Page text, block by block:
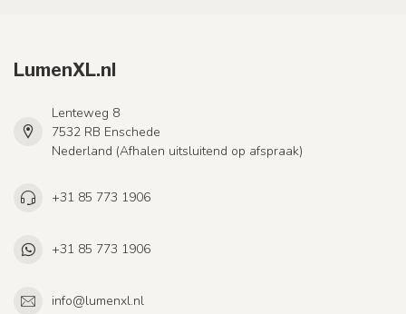
LumenXL.nl
Lenteweg 8
7532 RB Enschede
Nederland (Afhalen uitsluitend op afspraak)
+31 85 773 1906
+31 85 773 1906
info@lumenxl.nl